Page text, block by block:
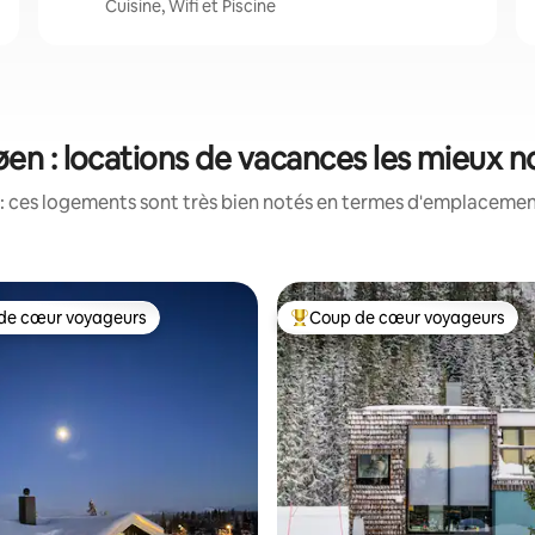
Cuisine, Wifi et Piscine
: locations de vacances les mieux
ces logements sont très bien notés en termes
cœur voyageurs les plus appréciés
cœur voyageurs Coups de cœur voyageurs les
Coup de cœur voyageurs